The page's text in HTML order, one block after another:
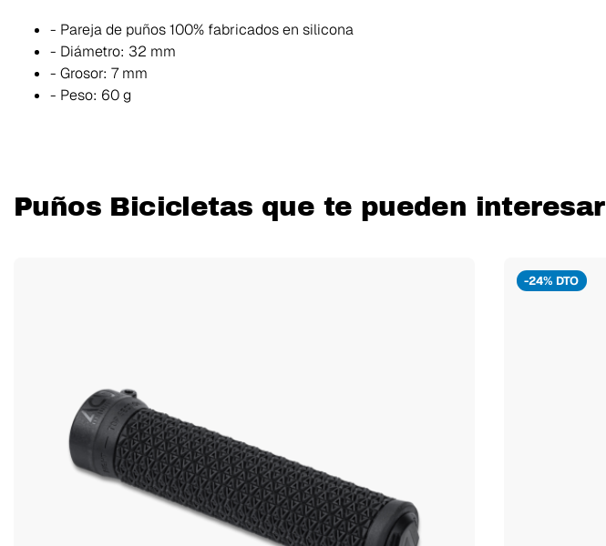
- Pareja de puños 100% fabricados en silicona
- Diámetro: 32 mm
- Grosor: 7 mm
- Peso: 60 g
Puños Bicicletas que te pueden interesar
-24% DTO